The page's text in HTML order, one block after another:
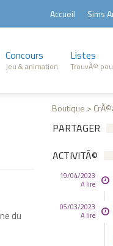
Accueil Sims
Concours
Jeu & animation
Listes
TrouvÃ©
Boutique >
du
PARTAGER
ACTIVITÃ©
19/04/2023
A lire
05/03/2023
A lire